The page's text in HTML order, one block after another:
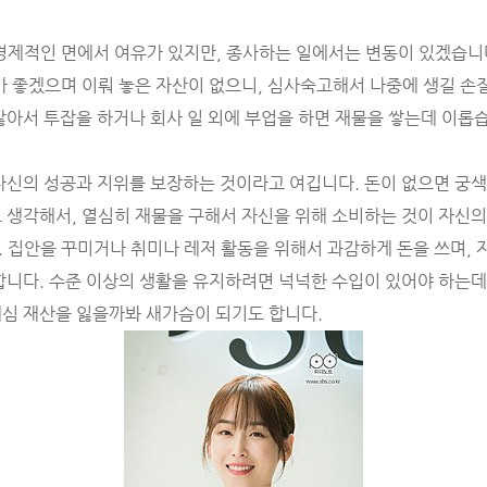
적인 면에서 여유가 있지만, 종사하는 일에서는 변동이 있겠습
좋겠으며 이뤄 놓은 자산이 없으니, 심사숙고해서 나중에 생길 손
아서 투잡을 하거나 회사 일 외에 부업을 하면 재물을 쌓는데 이롭
신의 성공과 지위를 보장하는 것이라고 여깁니다. 돈이 없으면 궁
생각해서, 열심히 재물을 구해서 자신을 위해 소비하는 것이 자신
집안을 꾸미거나 취미나 레저 활동을 위해서 과감하게 돈을 쓰며,
니다. 수준 이상의 생활을 유지하려면 넉넉한 수입이 있어야 하는
재산을 잃을까봐 새가슴이 되기도 합니다.